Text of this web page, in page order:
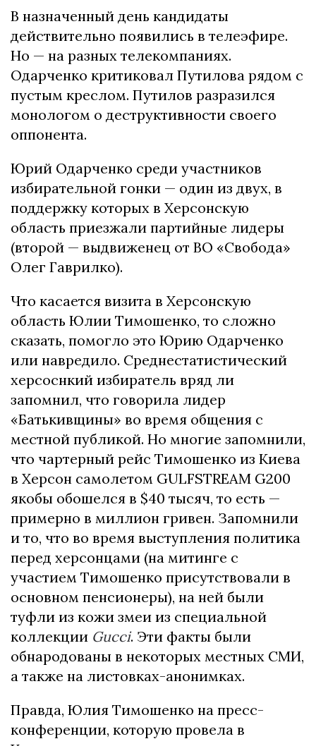
В назначенный день кандидаты
действительно появились в телеэфире.
Но — на разных телекомпаниях.
Одарченко критиковал Путилова рядом с
пустым креслом. Путилов разразился
монологом о деструктивности своего
оппонента.
Юрий Одарченко среди участников
избирательной гонки — один из двух, в
поддержку которых в Херсонскую
область приезжали партийные лидеры
(второй — выдвиженец от ВО «Свобода»
Олег Гаврилко).
Что касается визита в Херсонскую
область Юлии Тимошенко, то сложно
сказать, помогло это Юрию Одарченко
или навредило. Среднестатистический
херсоснкий избиратель вряд ли
запомнил, что говорила лидер
«Батькивщины» во время общения с
местной публикой. Но многие запомнили,
что чартерный рейс Тимошенко из Киева
в Херсон самолетом GULFSTREAM G200
якобы обошелся в $40 тысяч, то есть —
примерно в миллион гривен. Запомнили
и то, что во время выступления политика
перед херсонцами (на митинге с
участием Тимошенко присутствовали в
основном пенсионеры), на ней были
туфли из кожи змеи из специальной
коллекции Gucci. Эти факты были
обнародованы в некоторых местных СМИ,
а также на листовках-анонимках.
Правда, Юлия Тимошенко на пресс-
конференции, которую провела в